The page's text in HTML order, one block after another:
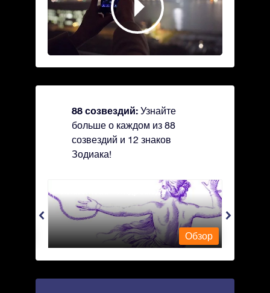
88 созвездий: Узнайте
больше о каждом из 88
созвездий и 12 знаков
Зодиака!
Andromeda - Андромеда
Обзор